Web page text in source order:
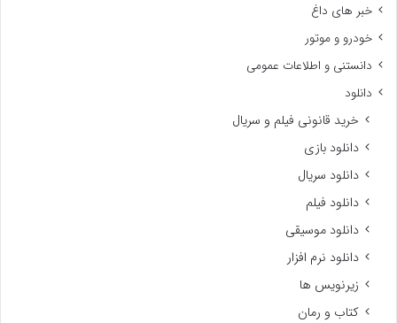
خبر های داغ
خودرو و موتور
دانستنی و اطلاعات عمومی
دانلود
خرید قانونی فیلم و سریال
دانلود بازی
دانلود سریال
دانلود فیلم
دانلود موسیقی
دانلود نرم افزار
زیرنویس ها
کتاب و رمان